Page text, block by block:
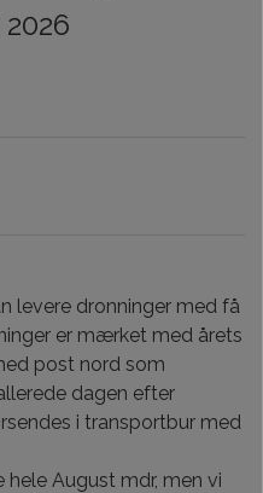
levere dronninger med få
er mærket med årets
post nord som
dagen efter
i transportbur med
hele August mdr, men vi